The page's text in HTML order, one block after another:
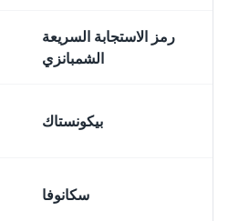
رمز الاستجابة السريعة
الشمبانزي
بيكونستاك
سكانوفا